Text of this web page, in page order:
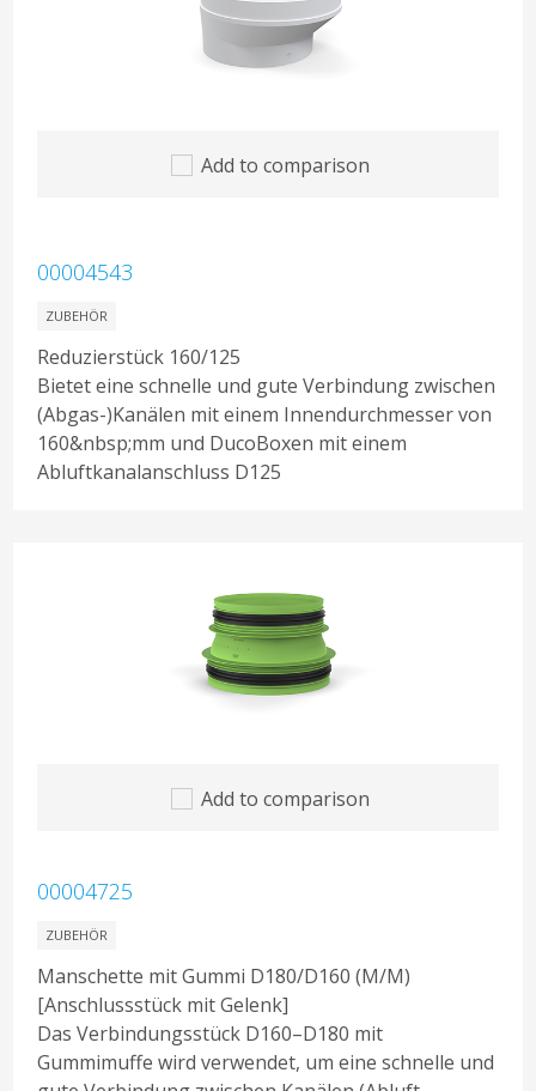
Add to comparison
00004543
ZUBEHÖR
Reduzierstück 160/125
Bietet eine schnelle und gute Verbindung zwischen
(Abgas-)Kanälen mit einem Innendurchmesser von
160&nbsp;mm und DucoBoxen mit einem
Abluftkanalanschluss D125
Add to comparison
00004725
ZUBEHÖR
Manschette mit Gummi D180/D160 (M/M)
[Anschlussstück mit Gelenk]
Das Verbindungsstück D160–D180 mit
Gummimuffe wird verwendet, um eine schnelle und